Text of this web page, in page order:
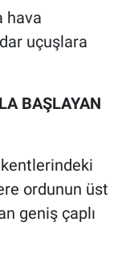
hava
uçuşlara
BAŞLAYAN
kentlerindeki
ordunun üst
geniş çaplı